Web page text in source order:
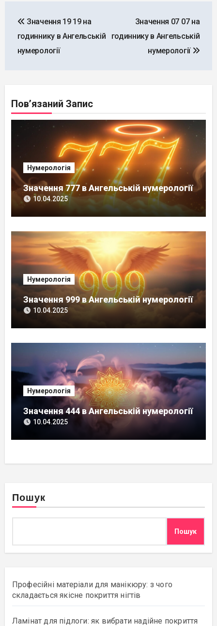
записів
Значення 19 19 на
годиннику в Ангельській
нумерології
Значення 07 07 на
годиннику в Ангельській
нумерології
Пов’язаний Запис
Нумерологія
Значення 777 в Ангельській нумерології
10.04.2025
Нумерологія
Значення 999 в Ангельській нумерології
10.04.2025
Нумерологія
Значення 444 в Ангельській нумерології
10.04.2025
Пошук
Пошук
Професійні матеріали для манікюру: з чого
складається якісне покриття нігтів
Ламінат для підлоги: як вибрати надійне покриття